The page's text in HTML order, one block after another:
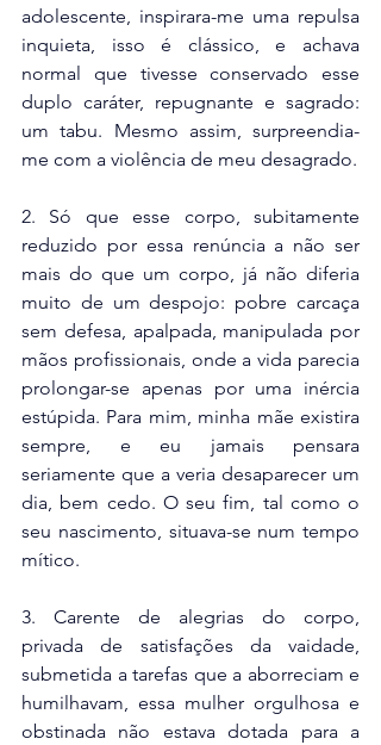
adolescente, inspirara-me uma repulsa
inquieta, isso é clássico, e achava
normal que tivesse conservado esse
duplo caráter, repugnante e sagrado:
um tabu. Mesmo assim, surpreendia-
me com a violência de meu desagrado.
2. Só que esse corpo, subitamente
reduzido por essa renúncia a não ser
mais do que um corpo, já não diferia
muito de um despojo: pobre carcaça
sem defesa, apalpada, manipulada por
mãos profissionais, onde a vida parecia
prolongar-se apenas por uma inércia
estúpida. Para mim, minha mãe existira
sempre, e eu jamais pensara
seriamente que a veria desaparecer um
dia, bem cedo. O seu fim, tal como o
seu nascimento, situava-se num tempo
mítico.
3. Carente de alegrias do corpo,
privada de satisfações da vaidade,
submetida a tarefas que a aborreciam e
humilhavam, essa mulher orgulhosa e
obstinada não estava dotada para a